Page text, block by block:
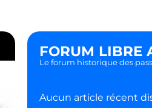
FORUM LIBRE
Le forum historique des
Aucun article récent